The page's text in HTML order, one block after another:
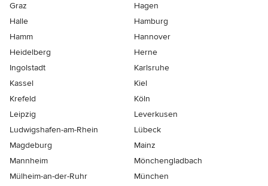
Graz
Hagen
Halle
Hamburg
Hamm
Hannover
Heidelberg
Herne
Ingolstadt
Karlsruhe
Kassel
Kiel
Krefeld
Köln
Leipzig
Leverkusen
Ludwigshafen-am-Rhein
Lübeck
Magdeburg
Mainz
Mannheim
Mönchen­gladbach
Mülheim-an-der-Ruhr
München